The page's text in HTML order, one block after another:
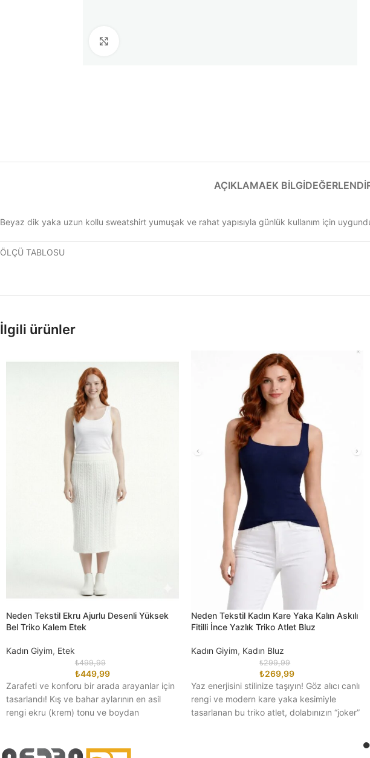
AÇIKLAMAEK BILGI
Beyaz dik yaka uzun kollu sweatshirt yumuşak ve rahat yapısıyla günlük kullanım için
ÖLÇÜ TABLOSU
İlgili ürünler
Neden Tekstil Ekru Ajurlu Desenli Yüksek
Bel Triko Kalem Etek
Kadın Giyim, Etek
₺499,99
₺449,99
Zarafeti ve konforu bir arada arayanlar için
tasarlandı! Kış ve bahar aylarının en asil
rengi ekru (krem) tonu ve boydan
Neden Tekstil Kadın Kare Yaka Kalın Askılı
Fitilli İnce Yazlık Triko Atlet Bluz
Kadın Giyim, Kadın Bluz
₺299,99
₺269,99
Yaz enerjisini stilinize taşıyın! Göz alıcı canlı
rengi ve modern kare yaka kesimiyle
tasarlanan bu triko atlet, dolabınızın “joker”